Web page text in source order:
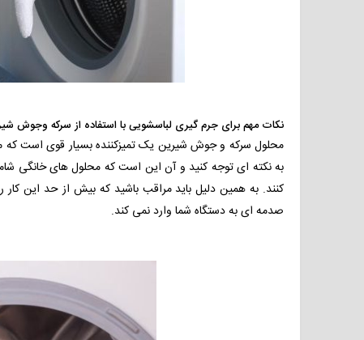
نکات مهم برای جرم گیری لباسشویی با استفاده از سرکه وجوش
محلول سرکه و جوش شیرین یک تمیزکننده بسیار قوی است که
به نکته ای توجه کنید و آن این است که محلول های خانگی
کنند. به همین دلیل باید مراقب باشید که بیش از حد این
صدمه ای به دستگاه شما وارد نمی کند.